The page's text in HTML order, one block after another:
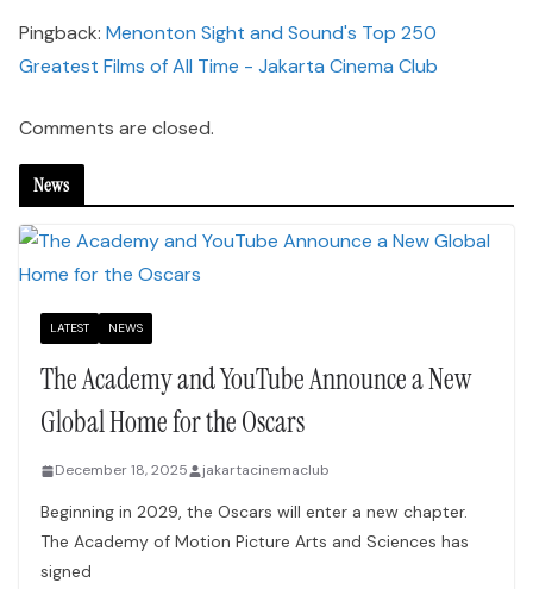
Pingback: Menonton Sight and Sound's Top 250
Greatest Films of All Time - Jakarta Cinema Club
Comments are closed.
News
LATEST NEWS
The Academy and YouTube Announce a New
Global Home for the Oscars
December 18, 2025 jakartacinemaclub
Beginning in 2029, the Oscars will enter a new chapter.
The Academy of Motion Picture Arts and Sciences has
signed